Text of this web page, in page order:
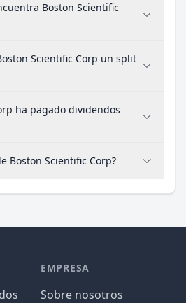
Boston Scientific
Scientific Corp un split
ha pagado dividendos
Boston Scientific Corp?
EMPRESA
Sobre nosotros